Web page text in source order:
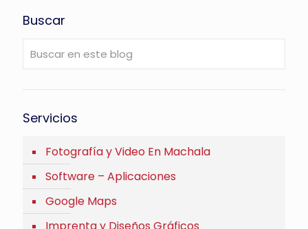
Buscar
Servicios
Fotografía y Video En Machala
Software – Aplicaciones
Google Maps
Imprenta y Diseños Gráficos